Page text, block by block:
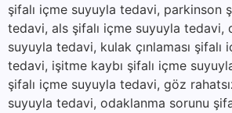
şifalı içme suyuyla tedavi, parkinson
tedavi, als şifalı içme suyuyla tedavi,
suyuyla tedavi, kulak çınlaması şifalı
tedavi, işitme kaybı şifalı içme
şifalı içme suyuyla tedavi, göz
suyuyla tedavi, odaklanma sorunu